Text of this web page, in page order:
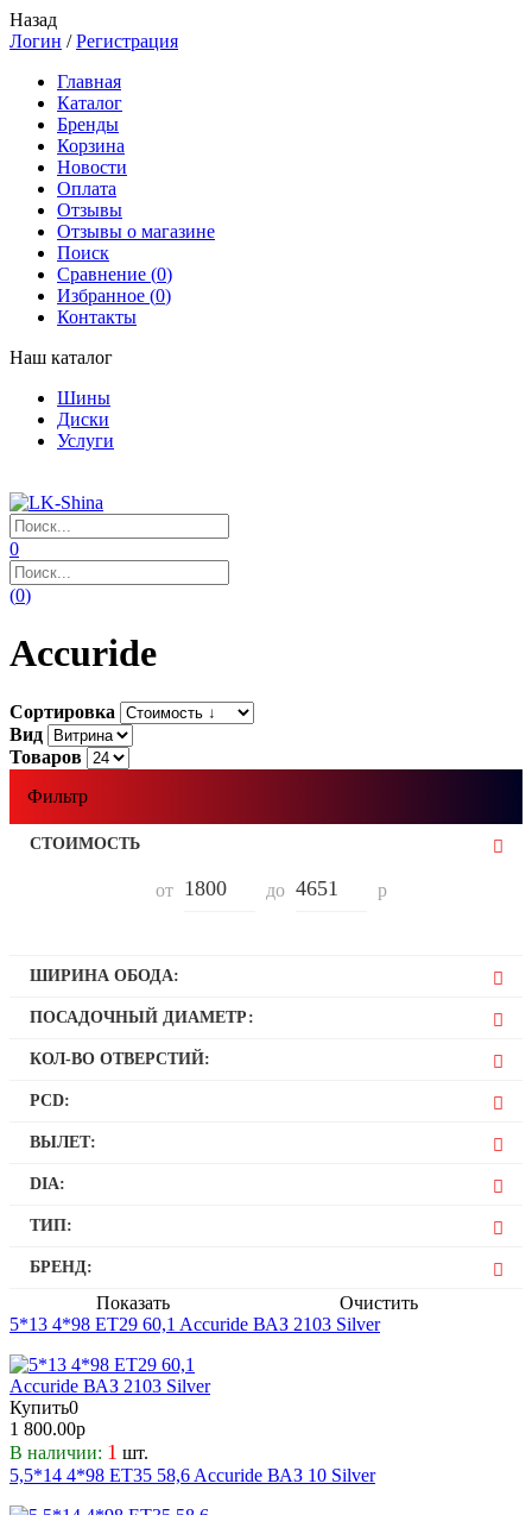
Назад
Логин /Регистрация
Главная
Каталог
Бренды
Корзина
Новости
Оплата
Отзывы
Отзывы о магазине
Поиск
Сравнение (0)
Избранное (0)
Контакты
Наш каталог
Шины
Диски
Услуги
0
(0)
Accuride
Сортировка
Вид
Товаров
Фильтр
СТОИМОСТЬ
от до р
ШИРИНА ОБОДА:
5
6
ПОСАДОЧНЫЙ ДИАМЕТР:
13
15
КОЛ-ВО ОТВЕРСТИЙ:
4
PCD:
100
98
ВЫЛЕТ:
29
50
DIA:
58,6
65,1
ТИП:
Штампованный
БРЕНД:
AccurideПоказать
Очистить
5*13 4*98 ET29 60,1 Accuride ВАЗ 2103 Silver
Купить0
1 800.00р
В наличии: 1 шт.
5,5*14 4*98 ET35 58,6 Accuride ВАЗ 10 Silver